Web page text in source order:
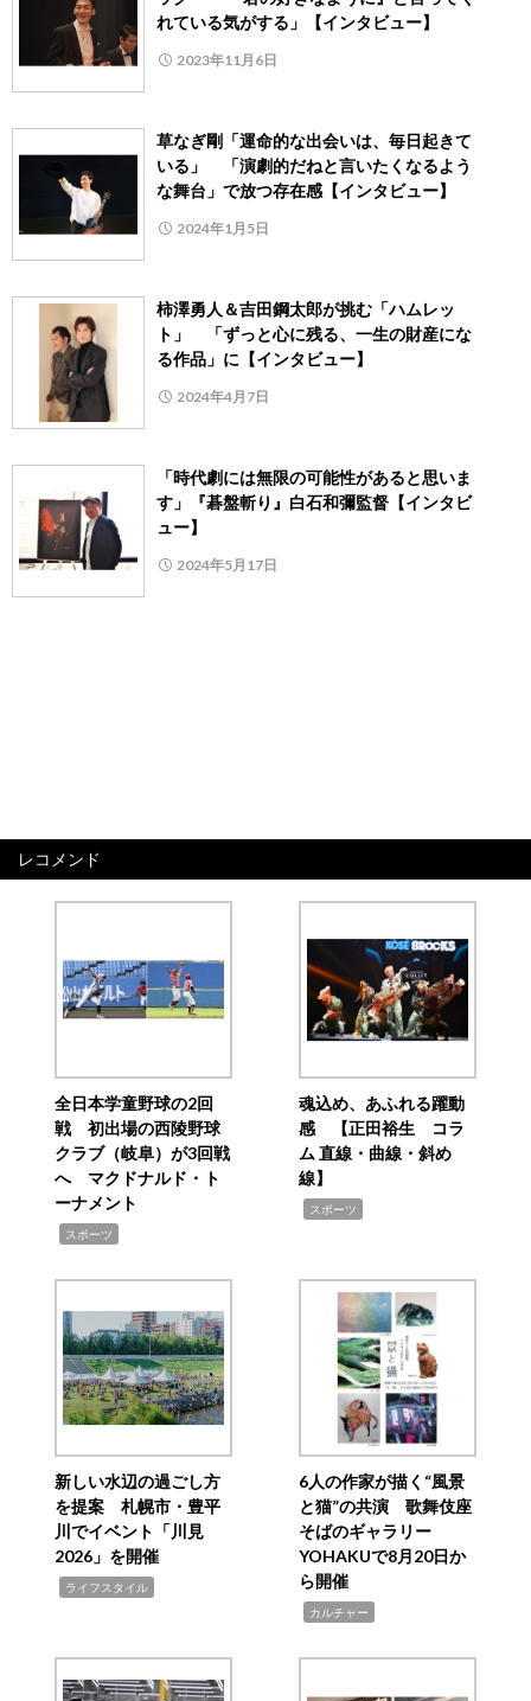
れている気がする」【インタビュー】
2023年11月6日
草なぎ剛「運命的な出会いは、毎日起きて
いる」 「演劇的だねと言いたくなるよう
な舞台」で放つ存在感【インタビュー】
2024年1月5日
柿澤勇人＆吉田鋼太郎が挑む「ハムレッ
ト」 「ずっと心に残る、一生の財産にな
る作品」に【インタビュー】
2024年4月7日
「時代劇には無限の可能性があると思いま
す」『碁盤斬り』白石和彌監督【インタビ
ュー】
2024年5月17日
レコメンド
全日本学童野球の2回
戦 初出場の西陵野球
クラブ（岐阜）が3回戦
へ マクドナルド・ト
ーナメント
スポーツ
魂込め、あふれる躍動
感 【正田裕生 コラ
ム 直線・曲線・斜め
線】
スポーツ
新しい水辺の過ごし方
を提案 札幌市・豊平
川でイベント「川見
2026」を開催
ライフスタイル
6人の作家が描く“風景
と猫”の共演 歌舞伎座
そばのギャラリー
YOHAKUで8月20日か
ら開催
カルチャー